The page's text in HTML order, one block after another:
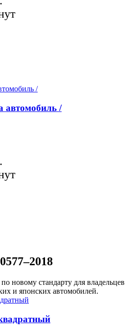
автомобиль /
новому стандарту для владельцев
и японских автомобилей.